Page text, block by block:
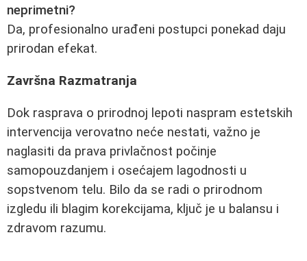
neprimetni?
Da, profesionalno urađeni postupci ponekad daju
prirodan efekat.
Završna Razmatranja
Dok rasprava o prirodnoj lepoti naspram estetskih
intervencija verovatno neće nestati, važno je
naglasiti da prava privlačnost počinje
samopouzdanjem i osećajem lagodnosti u
sopstvenom telu. Bilo da se radi o prirodnom
izgledu ili blagim korekcijama, ključ je u balansu i
zdravom razumu.